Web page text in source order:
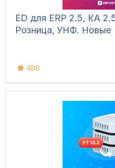
ED для ERP 2.5, КА
Розница, УНФ. Новые
486